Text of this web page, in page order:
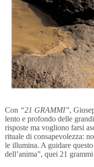
Con “21 GRAMMI”,
lento e profondo delle
risposte ma vogliono farsi
rituale di consapevolezza:
le illumina. A guidare
dell’anima”, quei 21